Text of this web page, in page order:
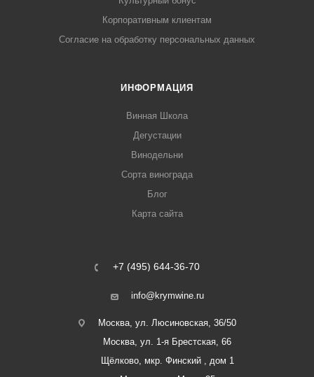
Корпоративным клиентам
Согласие на обработку персональных данных
ИНФОРМАЦИЯ
Винная Школа
Дегустации
Винодельни
Сорта винограда
Блог
Карта сайта
+7 (495) 644-36-70
info@krymwine.ru
Москва, ул. Люсиновская, 36/50
Москва, ул. 1-я Брестская, 66
Щёлково, мкр. Финский , дом 1